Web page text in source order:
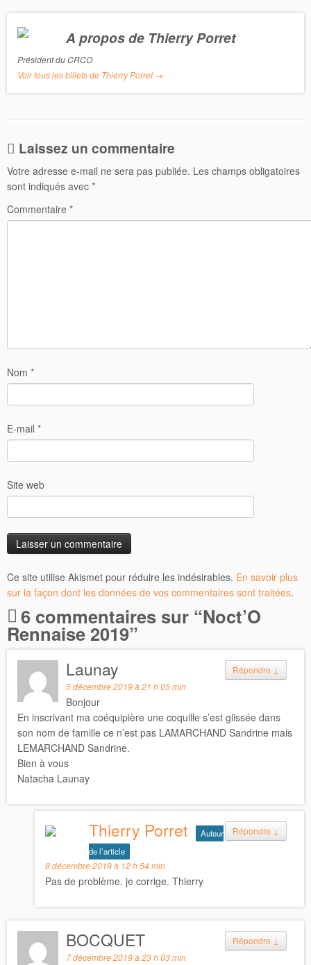
o
o
k
e
A propos de Thierry Porret
Président du CRCO
Voir tous les billets de Thierry Porret→
Laissez un commentaire
Votre adresse e-mail ne sera pas publiée. Les champs obligatoires
sont indiqués avec *
Commentaire *
Nom *
E-mail *
Site web
Ce site utilise Akismet pour réduire les indésirables. En savoir plus
sur la façon dont les données de vos commentaires sont traitées.
6 commentaires sur “Noct’O
Rennaise 2019”
Répondre ↓
Launay
5 décembre 2019 à 21 h 05 min
Bonjour
En inscrivant ma coéquipière une coquille s’est glissée dans
son nom de famille ce n’est pas LAMARCHAND Sandrine mais
LEMARCHAND Sandrine.
Bien à vous
Natacha Launay
Répondre ↓
Thierry Porret
Auteur
de l’article
8 décembre 2019 à 12 h 54 min
Pas de problème. je corrige. Thierry
Répondre ↓
BOCQUET
7 décembre 2019 à 23 h 03 min